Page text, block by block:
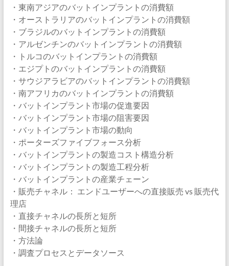
・東南アジアのバットインプラントの消費額
・オーストラリアのバットインプラントの消費額
・ブラジルのバットインプラントの消費額
・アルゼンチンのバットインプラントの消費額
・トルコのバットインプラントの消費額
・エジプトのバットインプラントの消費額
・サウジアラビアのバットインプラントの消費額
・南アフリカのバットインプラントの消費額
・バットインプラント市場の促進要因
・バットインプラント市場の阻害要因
・バットインプラント市場の動向
・ポーターズファイブフォース分析
・バットインプラントの製造コスト構造分析
・バットインプラントの製造工程分析
・バットインプラントの産業チェーン
・販売チャネル： エンドユーザーへの直接販売 vs 販売代
理店
・直接チャネルの長所と短所
・間接チャネルの長所と短所
・方法論
・調査プロセスとデータソース